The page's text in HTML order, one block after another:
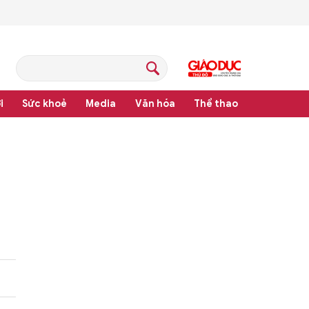
Sức khoẻ Media Văn hóa Thể thao